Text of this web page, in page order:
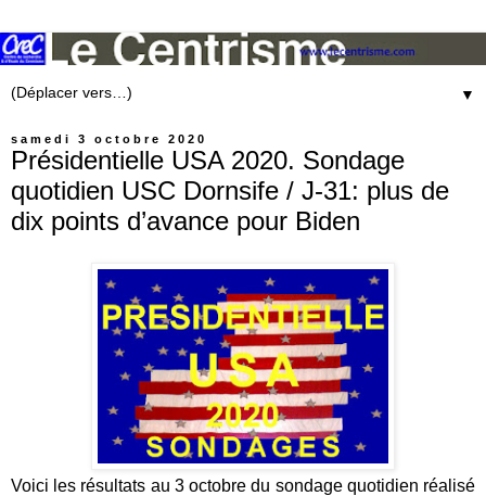
▼
samedi 3 octobre 2020
Présidentielle USA 2020. Sondage
quotidien USC Dornsife / J-31: plus de
dix points d’avance pour Biden
Voici les résultats au 3 octobre du sondage quotidien réalisé